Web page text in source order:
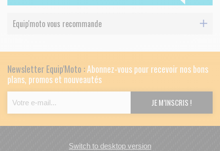
Equip'moto vous recommande
Newsletter Equip'Moto :Abonnez-vous pour recevoir nos bons
plans, promos et nouveautés
Switch to desktop version